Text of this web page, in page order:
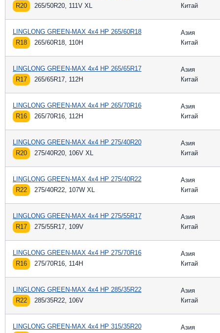
R20
265/50R20, 111V XL
Китай
LINGLONG GREEN-MAX 4x4 HP 265/60R18
R18
265/60R18, 110H
Азия
Китай
LINGLONG GREEN-MAX 4x4 HP 265/65R17
R17
265/65R17, 112H
Азия
Китай
LINGLONG GREEN-MAX 4x4 HP 265/70R16
R16
265/70R16, 112H
Азия
Китай
LINGLONG GREEN-MAX 4x4 HP 275/40R20
R20
275/40R20, 106V XL
Азия
Китай
LINGLONG GREEN-MAX 4x4 HP 275/40R22
R22
275/40R22, 107W XL
Азия
Китай
LINGLONG GREEN-MAX 4x4 HP 275/55R17
R17
275/55R17, 109V
Азия
Китай
LINGLONG GREEN-MAX 4x4 HP 275/70R16
R16
275/70R16, 114H
Азия
Китай
LINGLONG GREEN-MAX 4x4 HP 285/35R22
R22
285/35R22, 106V
Азия
Китай
LINGLONG GREEN-MAX 4x4 HP 315/35R20
Азия